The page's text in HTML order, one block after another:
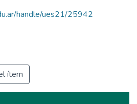
handle/ues21/25942
ítem